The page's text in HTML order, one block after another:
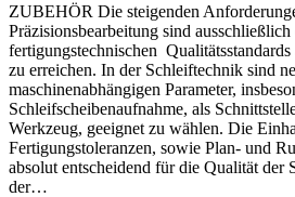
ZUBEHÖR Die steigenden
Präzisionsbearbeitung sind
fertigungstechnischen
zu erreichen. In der Schleiftechnik sind
maschinenabhängigen Parameter,
Schleifscheibenaufnahme, als
Werkzeug, geeignet zu wählen. Die
Fertigungstoleranzen, sowie Plan- und
absolut entscheidend für die Qualität der
der…